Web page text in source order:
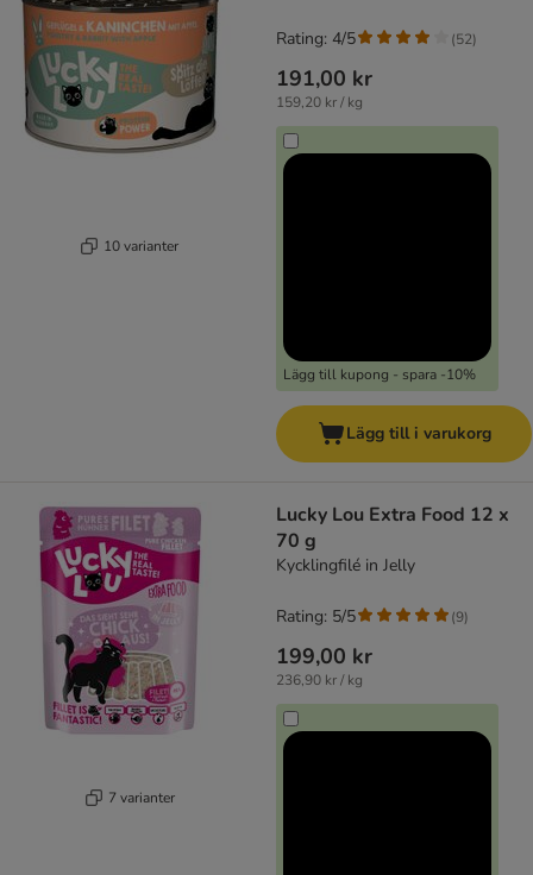
10 varianter
191,00 kr
159,20 kr / kg
Lägg till kupong - spara -10%
Rating: 4/5 (52)
Lägg till i varukorg
7 varianter
Lucky Lou Extra Food 12 x
70 g
Kycklingfilé in Jelly
199,00 kr
236,90 kr / kg
Rating: 5/5 (9)